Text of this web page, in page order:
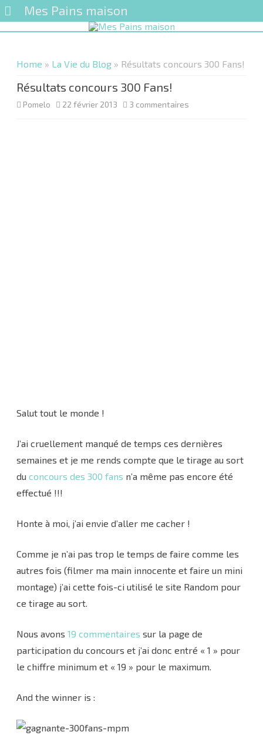
Mes Pains maison
Home » La Vie du Blog » Résultats concours 300 Fans!
Résultats concours 300 Fans!
Pomelo 22 février 2013 3 commentaires
Salut tout le monde !
J’ai cruellement manqué de temps ces dernières
semaines et je me rends compte que le tirage au sort
du concours des 300 fans n’a même pas encore été
effectué !!!
Honte à moi, j’ai envie d’aller me cacher !
Comme je n’ai pas trop le temps de faire comme les
autres fois (filmer ma main innocente et faire un mini
montage) j’ai cette fois-ci utilisé le site Random pour
ce tirage au sort.
Nous avons 19 commentaires sur la page de
participation du concours et j’ai donc entré « 1 » pour
le chiffre minimum et « 19 » pour le maximum.
And the winner is :